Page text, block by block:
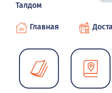
Талдом
Главная